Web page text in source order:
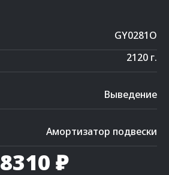
GY0281O
2120 г.
Выведение
Амортизатор подвески
8310 ₽